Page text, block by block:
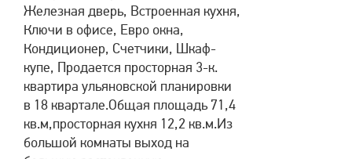
Железная дверь, Встроенная кухня,
Ключи в офисе, Евро окна,
Кондиционер, Счетчики, Шкаф-
купе, Продается просторная 3-к.
квартира ульяновской планировки
в 18 квартале.Общая площадь 71,4
кв.м,просторная кухня 12,2 кв.м.Из
большой комнаты выход на